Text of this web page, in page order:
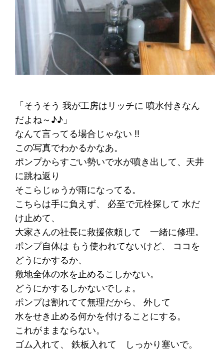
「そうそう 我が工房はリッチに 噴水付きなん
だよね～♪♪」
なんて言ってる場合じゃない !!
この写真でわかるかなあ。
ポンプからすごい勢いで水が噴き出して、天井
に跳ね返り
そこらじゅうが雨になってる。
こちらは手に負えず、 必至で元栓探して 水だ
け止めて、
大家さんの社長に救援依頼して 一緒に修理。
ポンプ自体は もう使われてないけど、 ココを
どうにかするか、
敷地全体の水を止めるこしかない。
どうにかするしかないでしょ。
ポンプは割れてて無理だから、 外して
水をせき止める何かを付けることにする。
これがままならない。
ゴム入れて、 鉄板入れて しっかり塞いで。